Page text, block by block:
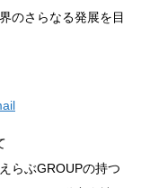
のさらなる発展を目
らぶGROUPの持つ